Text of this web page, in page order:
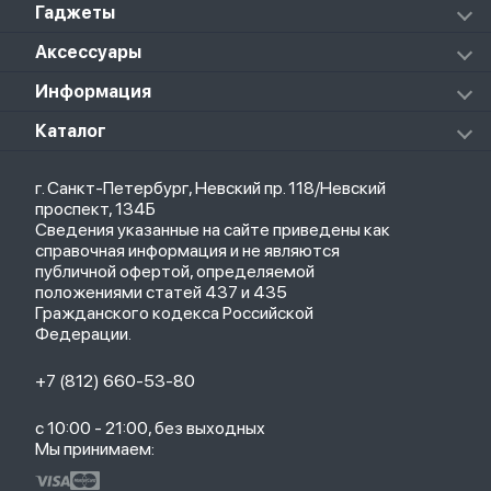
Xiaomi Pad 5
Xiaomi Pad 6
Xiaomi Redmi Pad
Redmi Buds 4
Redmi Buds 4 Pro
Poco Watch
RedmiBook
Notebook Pro
Гаджеты
Колонки
Роботы-пылесосы
Стилусы
Товары для детей
Саундбары
Мониторы
ТВ-приставки
Аксессуары
Аксессуары к пылесосам и швабрам
Чехлы
Рюкзаки
Кабели
Зарядные устройства
Информация
О магазине
Политика конфиденциальности
Оплата и доставка
Партнерская программа
Гарантия
Обмен и возврат
Бонусы
Trade-in
Каталог
Новые поступления
Популярное
Акции
г. Санкт-Петербург, Невский пр. 118/Невский
проспект, 134Б
Сведения указанные на сайте приведены как
справочная информация и не являются
публичной офертой, определяемой
положениями статей 437 и 435
Гражданского кодекса Российской
Федерации.
+7 (812) 660-53-80
с 10:00 - 21:00, без выходных
Мы принимаем: